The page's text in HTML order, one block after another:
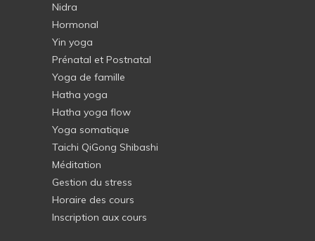
Nidra
Hormonal
Yin yoga
Prénatal et Postnatal
Yoga de famille
Hatha yoga
Hatha yoga flow
Yoga somatique
Taichi QiGong Shibashi
Méditation
Gestion du stress
Horaire des cours
Inscription aux cours